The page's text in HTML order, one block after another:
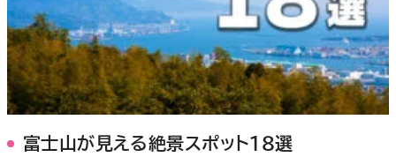
富士山が見える絶景スポット１８選